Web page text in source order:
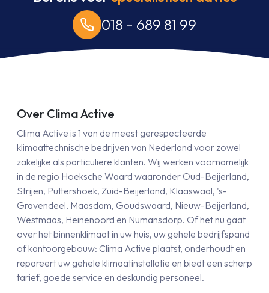
018 - 689 81 99
Over Clima Active
Clima Active is 1 van de meest gerespecteerde
klimaattechnische bedrijven van Nederland voor zowel
zakelijke als particuliere klanten. Wij werken voornamelijk
in de regio Hoeksche Waard waaronder Oud-Beijerland,
Strijen, Puttershoek, Zuid-Beijerland, Klaaswaal, 's-
Gravendeel, Maasdam, Goudswaard, Nieuw-Beijerland,
Westmaas, Heinenoord en Numansdorp. Of het nu gaat
over het binnenklimaat in uw huis, uw gehele bedrijfspand
of kantoorgebouw: Clima Active plaatst, onderhoudt en
repareert uw gehele klimaatinstallatie en biedt een scherp
tarief, goede service en deskundig personeel.